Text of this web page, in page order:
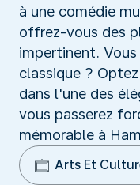
à une comédie
offrez-vous des
impertinent.
classique ?
dans l'une des
vous passerez
mémorable à
Arts Et